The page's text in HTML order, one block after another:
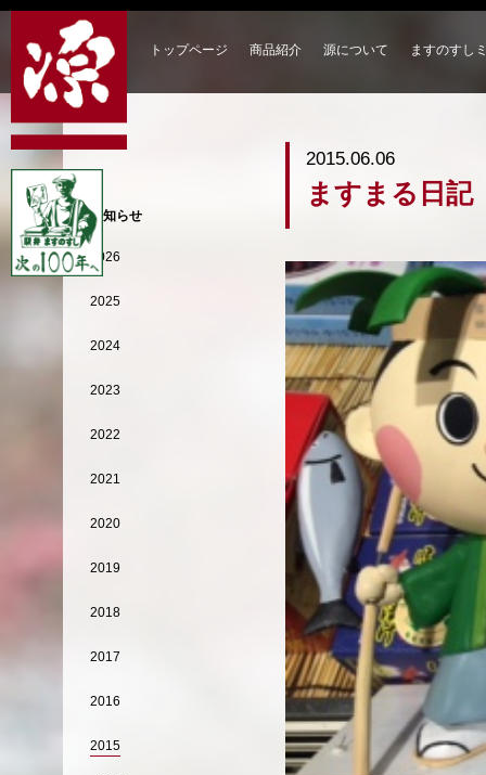
トップページ 商品紹介 源について ますのすし
2015.06.06
ますまる日記
お知らせ
2026
2025
2024
2023
2022
2021
2020
2019
2018
2017
2016
2015